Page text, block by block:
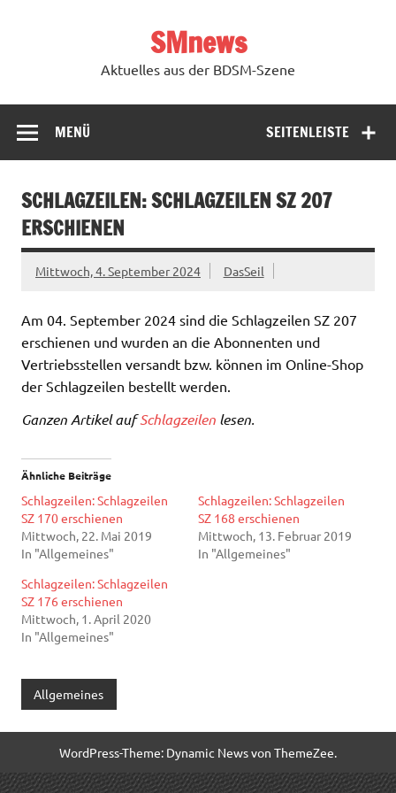
SMnews
Aktuelles aus der BDSM-Szene
SEITENLEISTE
MENÜ
SCHLAGZEILEN: SCHLAGZEILEN SZ 207
ERSCHIENEN
Mittwoch, 4. September 2024 DasSeil
Am 04. September 2024 sind die Schlagzeilen SZ 207
erschienen und wurden an die Abonnenten und
Vertriebsstellen versandt bzw. können im Online-Shop
der Schlagzeilen bestellt werden.
Ganzen Artikel aufSchlagzeilen lesen.
Ähnliche Beiträge
Schlagzeilen: Schlagzeilen
SZ 170 erschienen
Mittwoch, 22. Mai 2019
In "Allgemeines"
Schlagzeilen: Schlagzeilen
SZ 168 erschienen
Mittwoch, 13. Februar 2019
In "Allgemeines"
Schlagzeilen: Schlagzeilen
SZ 176 erschienen
Mittwoch, 1. April 2020
In "Allgemeines"
Allgemeines
WordPress-Theme: Dynamic News von ThemeZee.